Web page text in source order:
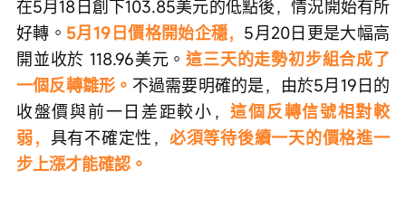
在5月18日創下103.85美元的低點後，情況開始有所
好轉。 5月19日價格開始企穩， 5月20日更是大幅高
開並收於 118.96美元。這三天的走勢初步組合成了
一個反轉雛形。 不過需要明確的是，由於5月19日的
收盤價與前一日差距較小，這個反轉信號相對較
弱， 具有不確定性， 必須等待後續一天的價格進一
步上漲才能確認。